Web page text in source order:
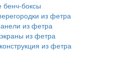
бенч-боксы
из фетра
из фетра
из фетра
из фетра